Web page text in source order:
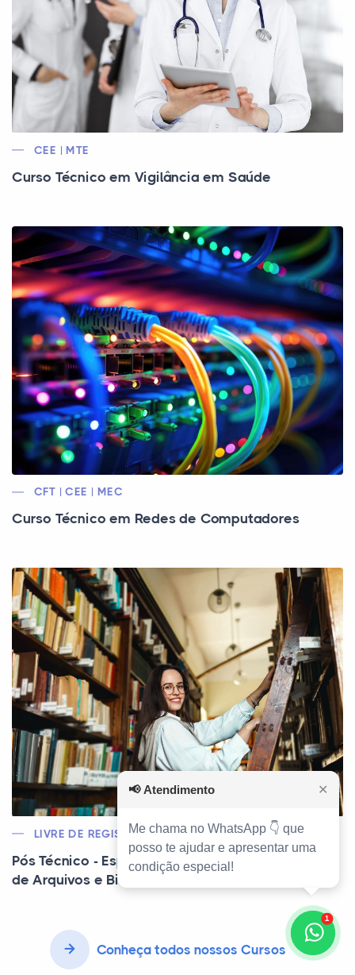
CEE | MTE
Curso Técnico em Vigilância em Saúde
CFT | CEE | MEC
Curso Técnico em Redes de Computadores
LIVRE DE REGISTRO
Pós Técnico - Especialização Técnica em Gestão
de Arquivos e Biblioteca
Conheça todos nossos Cursos
1
📢 Atendimento ✕
Me chama no WhatsApp 👇 que
posso te ajudar e apresentar uma
condição especial!